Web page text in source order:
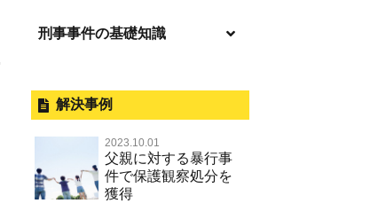
無実・無罪を証明してほしい
示談で解決してほしい
執行猶予にしてほしい
事件別－暴力事件
過失致死・過失傷害
器物損壊
脅迫・強要
業務妨害罪
性犯罪 TOP
淫行・援助交際（児童買春、淫行
条例、児童福祉法違反）
不同意性交等罪（旧 強制性交等
事件別－財産犯
財産犯 TOP
横領 背任
事件別－薬物事件
薬物事件 TOP
事件別－交通違反・交通事故
刑事事件の基礎知識
刑事裁判の概要・手続
公務員の逮捕・刑事事件
控訴・上告
国選弁護士と私選弁護士の違い
解決事例
2023.10.01
父親に対する暴行事
件で保護観察処分を
獲得